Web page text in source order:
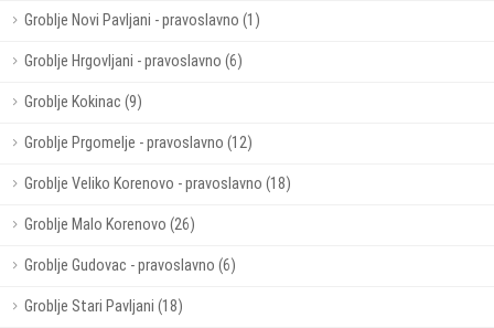
Groblje Novi Pavljani - pravoslavno (1)
Groblje Hrgovljani - pravoslavno (6)
Groblje Kokinac (9)
Groblje Prgomelje - pravoslavno (12)
Groblje Veliko Korenovo - pravoslavno (18)
Groblje Malo Korenovo (26)
Groblje Gudovac - pravoslavno (6)
Groblje Stari Pavljani (18)